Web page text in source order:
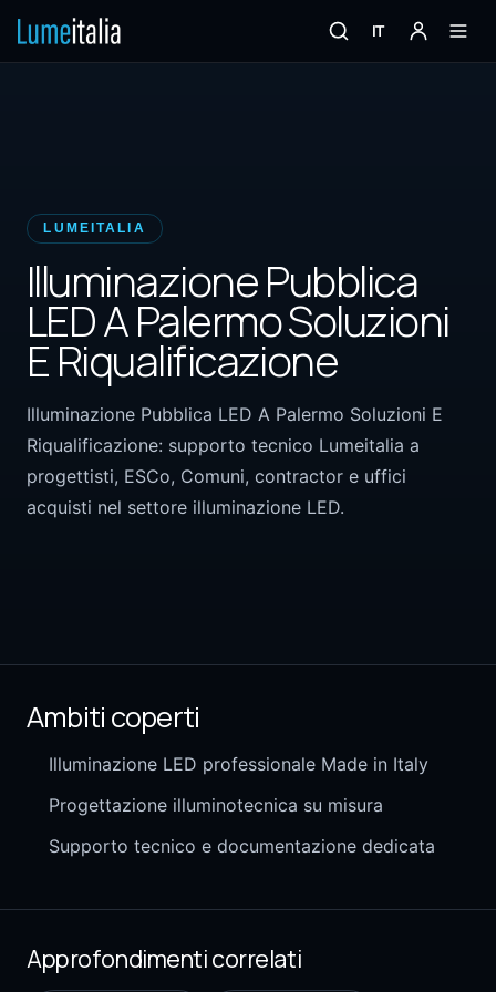
IT
LUMEITALIA
Illuminazione Pubblica
LED A Palermo Soluzioni
E Riqualificazione
Illuminazione Pubblica LED A Palermo Soluzioni E
Riqualificazione: supporto tecnico Lumeitalia a
progettisti, ESCo, Comuni, contractor e uffici
acquisti nel settore illuminazione LED.
Ambiti coperti
Illuminazione LED professionale Made in Italy
Progettazione illuminotecnica su misura
Supporto tecnico e documentazione dedicata
Approfondimenti correlati